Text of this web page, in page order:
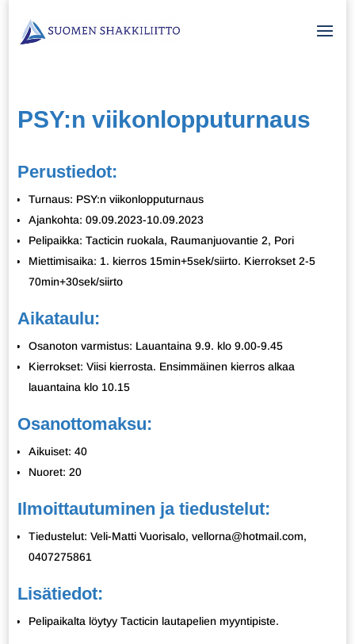
PSY:n viikonlopputurnaus
Perustiedot:
Turnaus: PSY:n viikonlopputurnaus
Ajankohta: 09.09.2023-10.09.2023
Pelipaikka: Tacticin ruokala, Raumanjuovantie 2, Pori
Miettimisaika: 1. kierros 15min+5sek/siirto. Kierrokset 2-5
70min+30sek/siirto
Aikataulu:
Osanoton varmistus: Lauantaina 9.9. klo 9.00-9.45
Kierrokset: Viisi kierrosta. Ensimmäinen kierros alkaa
lauantaina klo 10.15
Osanottomaksu:
Aikuiset: 40
Nuoret: 20
Ilmoittautuminen ja tiedustelut:
Tiedustelut: Veli-Matti Vuorisalo, vellorna@hotmail.com,
0407275861
Lisätiedot:
Pelipaikalta löytyy Tacticin lautapelien myyntipiste.